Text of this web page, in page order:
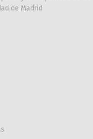
de Madrid